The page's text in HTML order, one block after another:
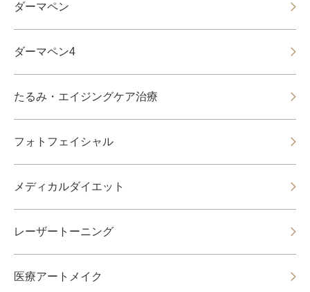
ダーマペン
ダーマペン4
たるみ・エイジングケア治療
フォトフェイシャル
メディカルダイエット
レーザートーニング
医療アートメイク